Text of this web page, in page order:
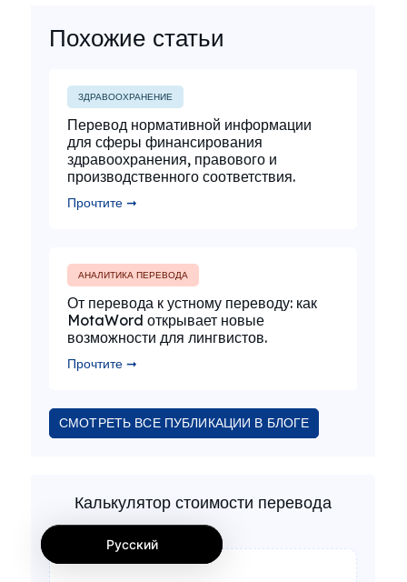
Похожие статьи
ЗДРАВООХРАНЕНИЕ
Перевод нормативной информации
для сферы финансирования
здравоохранения, правового и
производственного соответствия.
Прочтите ➞
АНАЛИТИКА ПЕРЕВОДА
От перевода к устному переводу: как
MotaWord открывает новые
возможности для лингвистов.
Прочтите ➞
СМОТРЕТЬ ВСЕ ПУБЛИКАЦИИ В БЛОГЕ
Калькулятор стоимости перевода
Русский